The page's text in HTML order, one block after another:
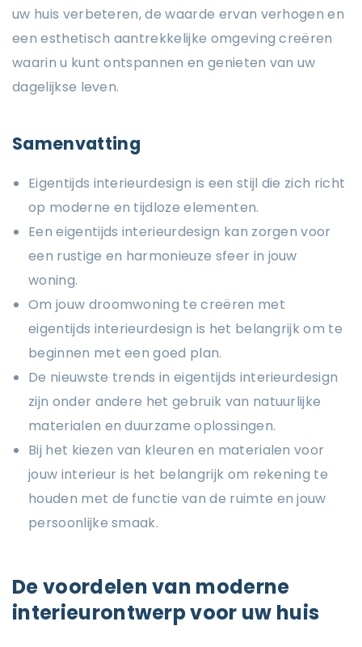
uw huis verbeteren, de waarde ervan verhogen en
een esthetisch aantrekkelijke omgeving creëren
waarin u kunt ontspannen en genieten van uw
dagelijkse leven.
Samenvatting
Eigentijds interieurdesign is een stijl die zich richt
op moderne en tijdloze elementen.
Een eigentijds interieurdesign kan zorgen voor
een rustige en harmonieuze sfeer in jouw
woning.
Om jouw droomwoning te creëren met
eigentijds interieurdesign is het belangrijk om te
beginnen met een goed plan.
De nieuwste trends in eigentijds interieurdesign
zijn onder andere het gebruik van natuurlijke
materialen en duurzame oplossingen.
Bij het kiezen van kleuren en materialen voor
jouw interieur is het belangrijk om rekening te
houden met de functie van de ruimte en jouw
persoonlijke smaak.
De voordelen van moderne
interieurontwerp voor uw huis